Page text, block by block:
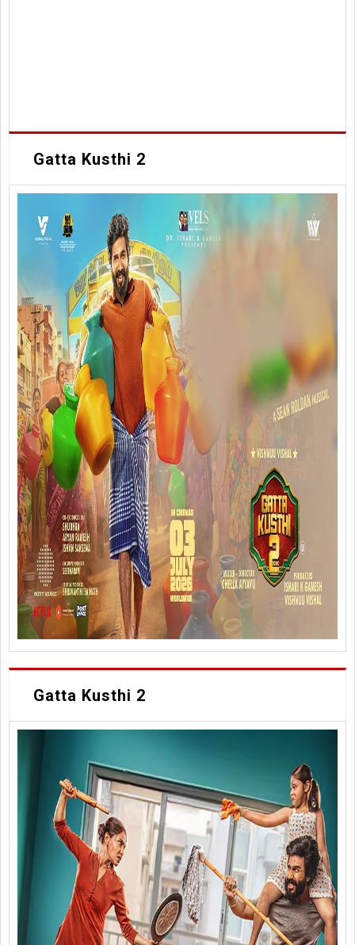
Gatta Kusthi 2
Gatta Kusthi 2